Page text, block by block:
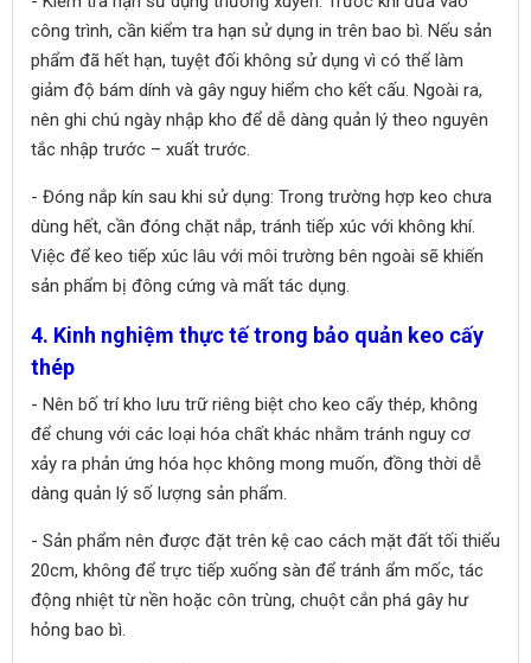
công trình, cần kiểm tra hạn sử dụng in trên bao bì. Nếu sản
phẩm đã hết hạn, tuyệt đối không sử dụng vì có thể làm
giảm độ bám dính và gây nguy hiểm cho kết cấu. Ngoài ra,
nên ghi chú ngày nhập kho để dễ dàng quản lý theo nguyên
tắc nhập trước – xuất trước.
- Đóng nắp kín sau khi sử dụng: Trong trường hợp keo chưa
dùng hết, cần đóng chặt nắp, tránh tiếp xúc với không khí.
Việc để keo tiếp xúc lâu với môi trường bên ngoài sẽ khiến
sản phẩm bị đông cứng và mất tác dụng.
4. Kinh nghiệm thực tế trong bảo quản keo cấy
thép
- Nên bố trí kho lưu trữ riêng biệt cho keo cấy thép, không
để chung với các loại hóa chất khác nhằm tránh nguy cơ
xảy ra phản ứng hóa học không mong muốn, đồng thời dễ
dàng quản lý số lượng sản phẩm.
- Sản phẩm nên được đặt trên kệ cao cách mặt đất tối thiểu
20cm, không để trực tiếp xuống sàn để tránh ẩm mốc, tác
động nhiệt từ nền hoặc côn trùng, chuột cắn phá gây hư
hỏng bao bì.